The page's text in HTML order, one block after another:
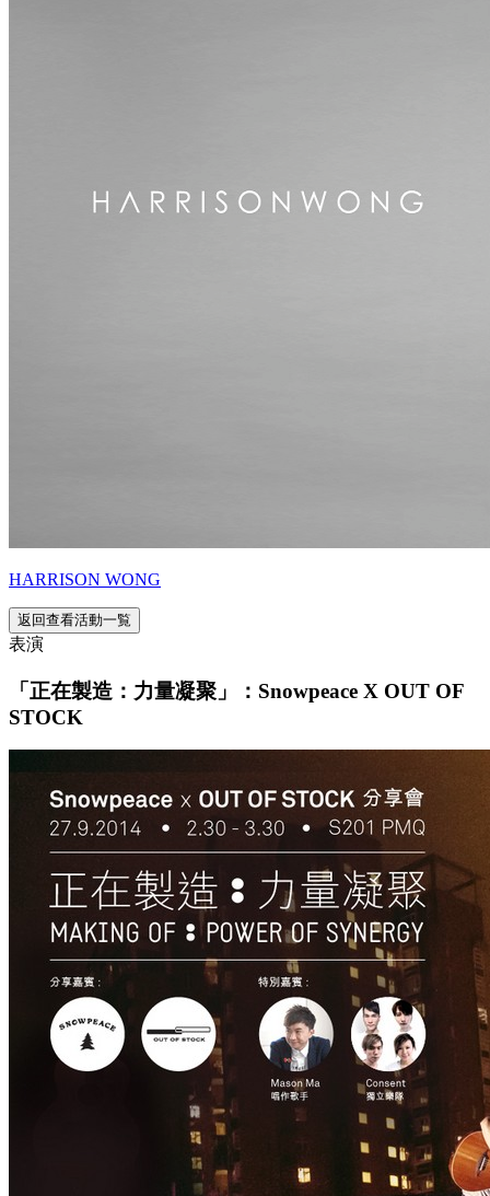
HARRISON WONG
返回查看活動一覧
表演
「正在製造：力量凝聚」：Snowpeace X OUT OF
STOCK